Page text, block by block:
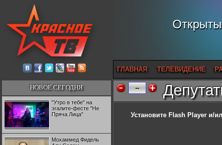
ГЛАВНАЯ ТЕЛЕВИДЕНИЕ
НОВОЕ СЕГОДНЯ
"Утро в тебе" на
эгалите-фесте "Не
Пряча Лица"
Мохаммед Фидель
--
Установите Flash Player и/